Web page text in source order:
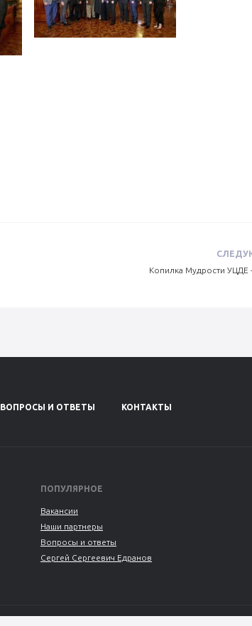
Копилка Мудрости УЦДЕ
ВОПРОСЫ И ОТВЕТЫ КОНТАКТЫ
ПОПУЛЯРНОЕ
Вакансии
Наши партнеры
Вопросы и ответы
Сергей Сергеевич Едранов